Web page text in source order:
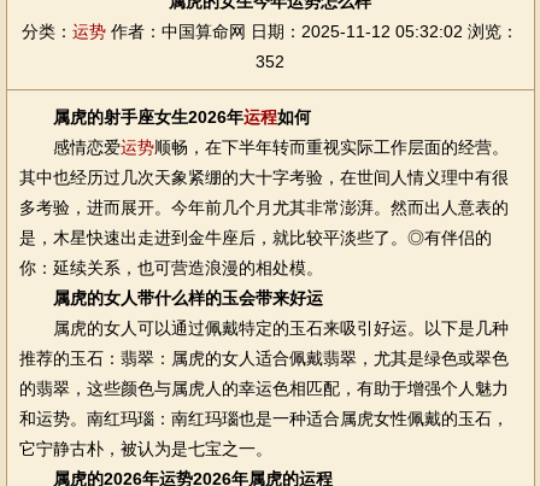
分类： 运势 作者：中国算命网 日期：2025-11-12 05:32:02 浏览：
352
属虎的射手座女生2026年运程如何
感情恋爱运势顺畅，在下半年转而重视实际工作层面的经营。
其中也经历过几次天象紧绷的大十字考验，在世间人情义理中有很
多考验，进而展开。今年前几个月尤其非常澎湃。然而出人意表的
是，木星快速出走进到金牛座后，就比较平淡些了。◎有伴侣的
你：延续关系，也可营造浪漫的相处模。
属虎的女人带什么样的玉会带来好运
属虎的女人可以通过佩戴特定的玉石来吸引好运。以下是几种
推荐的玉石：翡翠：属虎的女人适合佩戴翡翠，尤其是绿色或翠色
的翡翠，这些颜色与属虎人的幸运色相匹配，有助于增强个人魅力
和运势。南红玛瑙：南红玛瑙也是一种适合属虎女性佩戴的玉石，
它宁静古朴，被认为是七宝之一。
属虎的2026年运势2026年属虎的运程